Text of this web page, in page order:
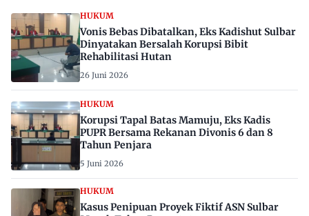
HUKUM
Vonis Bebas Dibatalkan, Eks Kadishut Sulbar
Dinyatakan Bersalah Korupsi Bibit
Rehabilitasi Hutan
26 Juni 2026
HUKUM
Korupsi Tapal Batas Mamuju, Eks Kadis
PUPR Bersama Rekanan Divonis 6 dan 8
Tahun Penjara
5 Juni 2026
HUKUM
Kasus Penipuan Proyek Fiktif ASN Sulbar